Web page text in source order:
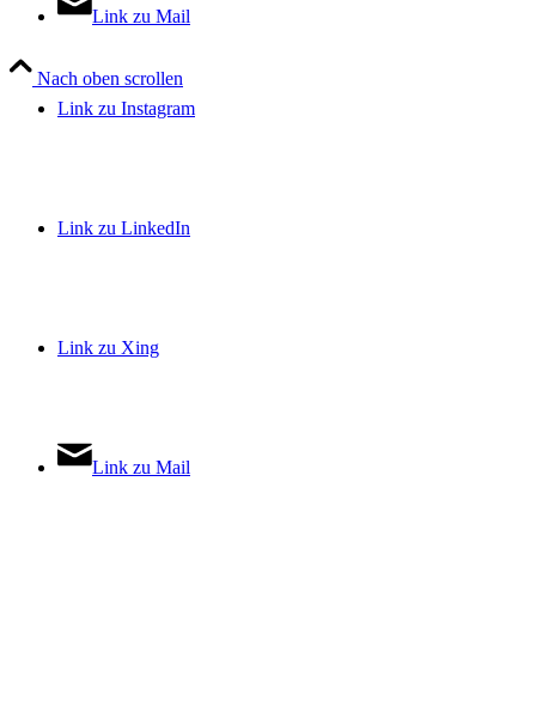
Link zu Instagram
Link zu LinkedIn
Link zu Xing
Link zu Mail
Link zu Mail
Nach oben scrollen